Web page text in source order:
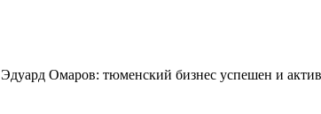
Эдуард Омаров: тюменский бизнес успешен и